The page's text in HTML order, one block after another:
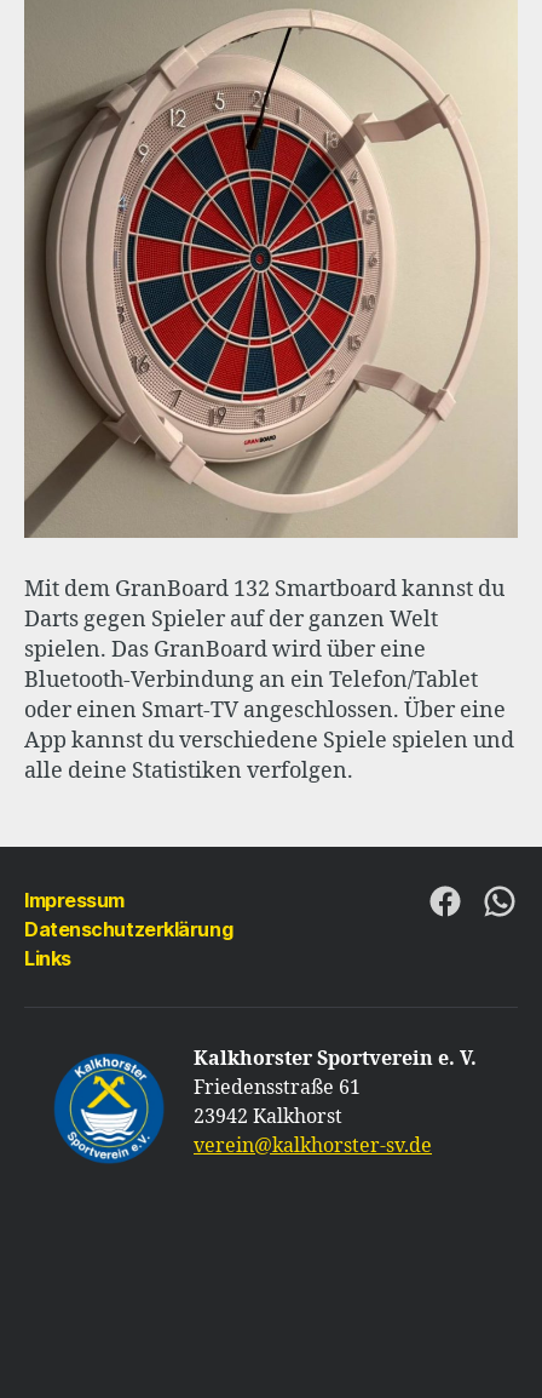
Mit dem GranBoard 132 Smartboard kannst du
Darts gegen Spieler auf der ganzen Welt
spielen. Das GranBoard wird über eine
Bluetooth-Verbindung an ein Telefon/Tablet
oder einen Smart-TV angeschlossen. Über eine
App kannst du verschiedene Spiele spielen und
alle deine Statistiken verfolgen.
Impressum
Datenschutzerklärung
Links
Folge
Facebook
Kalkhorster Sportverein e. V.
Friedensstraße 61
23942 Kalkhorst
verein@kalkhorster-sv.de